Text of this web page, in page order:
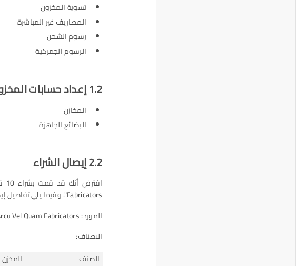
تسوية المخزون
المصاريف غير المباشرة
رسوم الشحن
الرسوم الجمركية
1.2 إعداد حسابات المخزون
المخازن
البضائع الجاهزة
2.2 إيصال الشراء
Fabricators". وفيما يلي تفاصيل إيصال الشراء:
المورد: Arcu Vel Quam Fabricators
الاصناف:
الصنف
المخزن